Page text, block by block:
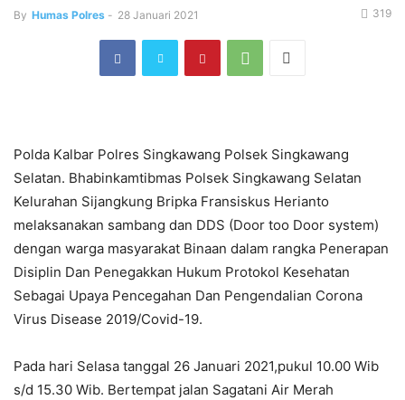
By Humas Polres - 28 Januari 2021 319
Polda Kalbar Polres Singkawang Polsek Singkawang
Selatan. Bhabinkamtibmas Polsek Singkawang Selatan
Kelurahan Sijangkung Bripka Fransiskus Herianto
melaksanakan sambang dan DDS (Door too Door system)
dengan warga masyarakat Binaan dalam rangka Penerapan
Disiplin Dan Penegakkan Hukum Protokol Kesehatan
Sebagai Upaya Pencegahan Dan Pengendalian Corona
Virus Disease 2019/Covid-19.
Pada hari Selasa tanggal 26 Januari 2021,pukul 10.00 Wib
s/d 15.30 Wib. Bertempat jalan Sagatani Air Merah